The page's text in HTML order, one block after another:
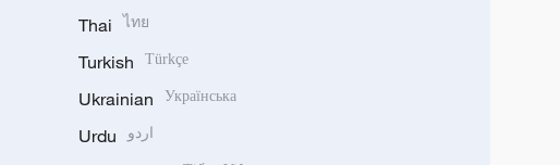
Thai ไทย
Turkish Türkçe
Ukrainian Українська
Urdu اردو